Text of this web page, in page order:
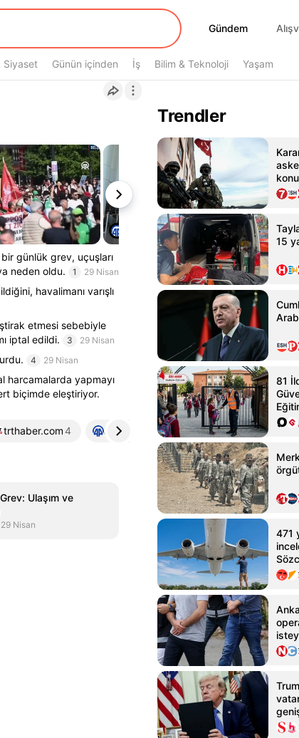
Gündem
Gündem
Siyaset Günün içinden İş Bilim & Teknoloji Yaşam
günlük grev, uçuşları
neden oldu.
1 29 Nisan
havalimanı varışlı
etmesi sebebiyle
iptal edildi.
3 29 Nisan
4 29 Nisan
harcamalarda yapmayı
biçimde eleştiriyor.
trthaber.com4 aa.com.tr
Ulaşım ve
29 Nisan
Trendler
15
81
471